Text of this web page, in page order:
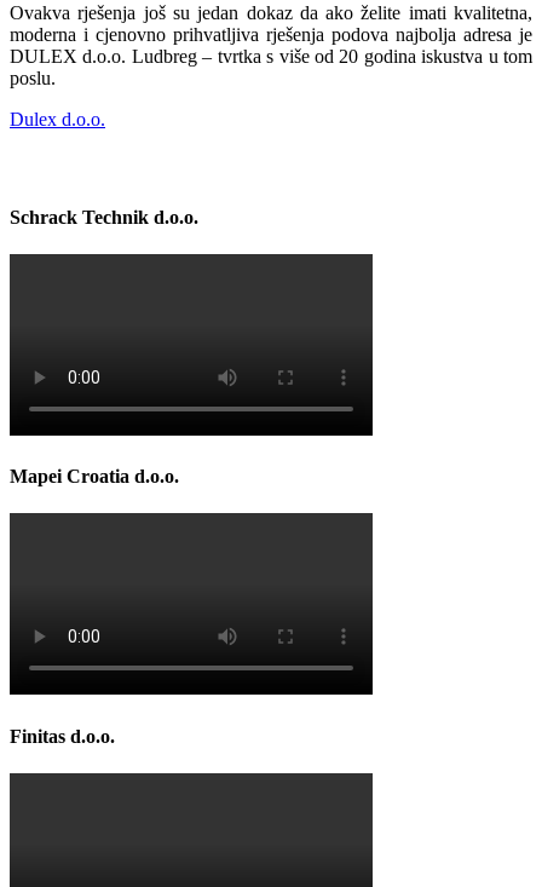
Ovakva rješenja još su jedan dokaz da ako želite imati kvalitetna,
moderna i cjenovno prihvatljiva rješenja podova najbolja adresa je
DULEX d.o.o. Ludbreg – tvrtka s više od 20 godina iskustva u tom
poslu.
Dulex d.o.o.
Schrack Technik d.o.o.
Mapei Croatia d.o.o.
Finitas d.o.o.